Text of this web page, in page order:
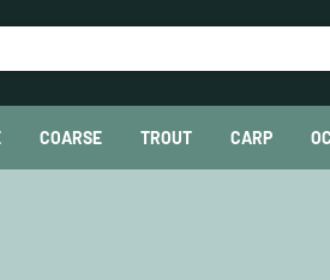
COARSE TROUT CARP